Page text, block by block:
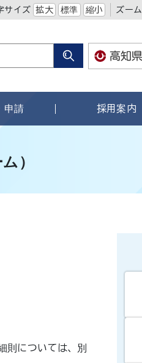
サイズ 拡大 標準 縮小 ズーム
申請 採用案内
）
則については、別